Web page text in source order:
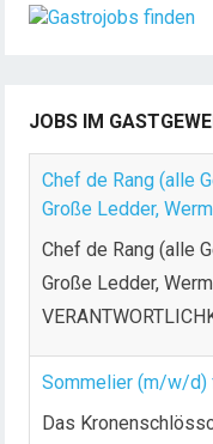
JOBS IM
Chef de Rang (alle
Große Ledder,
Chef de Rang (alle
Große Ledder,
Sommelier (m/w/d)
Das